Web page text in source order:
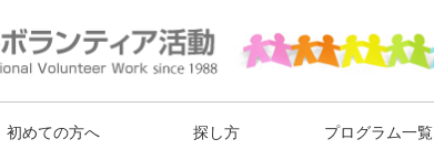
初めての方へ 探し方 プログラム一覧